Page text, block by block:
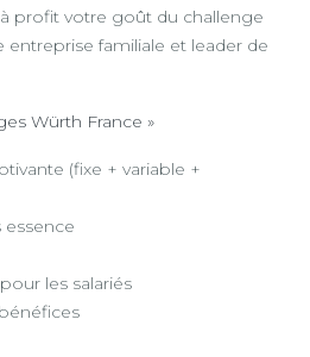
profit votre goût du challenge
entreprise familiale et leader de
Würth France »
(fixe + variable +
essence
les salariés